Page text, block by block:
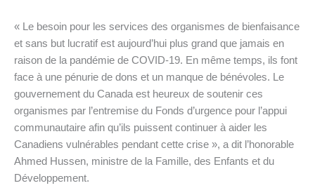
« Le besoin pour les services des organismes de bienfaisance
et sans but lucratif est aujourd’hui plus grand que jamais en
raison de la pandémie de COVID-19. En même temps, ils font
face à une pénurie de dons et un manque de bénévoles. Le
gouvernement du Canada est heureux de soutenir ces
organismes par l’entremise du Fonds d’urgence pour l’appui
communautaire afin qu’ils puissent continuer à aider les
Canadiens vulnérables pendant cette crise », a dit l’honorable
Ahmed Hussen, ministre de la Famille, des Enfants et du
Développement.